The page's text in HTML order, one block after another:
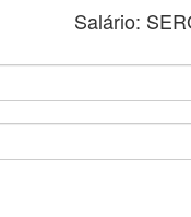
Salário: